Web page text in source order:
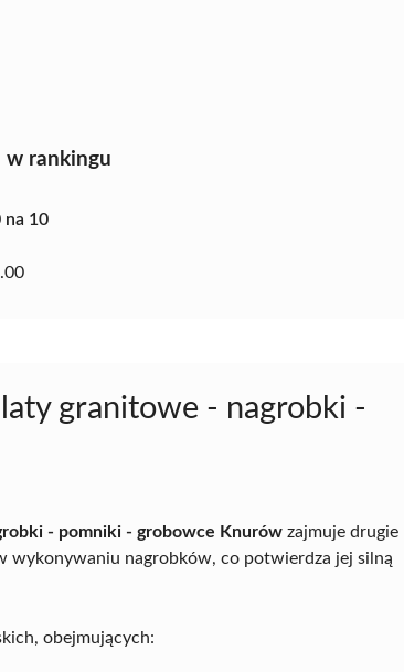
w rankingu
na 10
granitowe - nagrobki -
- pomniki - grobowce Knurów zajmuje drugie
wykonywaniu nagrobków, co potwierdza jej silną
obejmujących: